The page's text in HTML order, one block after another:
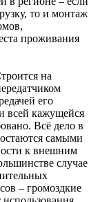
то и монтаж
проживания
на
его
всей кажущейся
Всё дело в
самыми
к внешним
случае
– громоздкие